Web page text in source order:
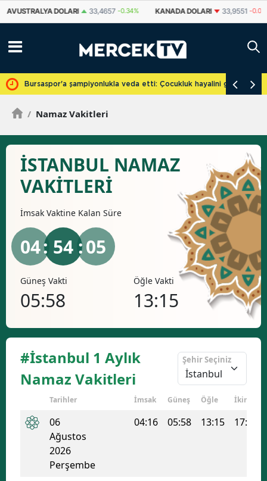
AVUSTRALYA DOLARI 33,4657 -0.34% KANADA DOLARI 33,9551 -0.01%
Bursaspor'a şampiyonlukla veda etti: Çocukluk hayalini
/ Namaz Vakitleri
İSTANBUL NAMAZ
VAKİTLERİ
İmsak Vaktine Kalan Süre
04: 54 :05
Güneş Vakti
05:58
Öğle Vakti
13:15
#İstanbul 1 Aylık
Namaz Vakitleri
Şehir Seçiniz
Tarihler İmsak Güneş Öğle İkindi
06
Ağustos
2026
Perşembe
04:16 05:58 13:15 17:08